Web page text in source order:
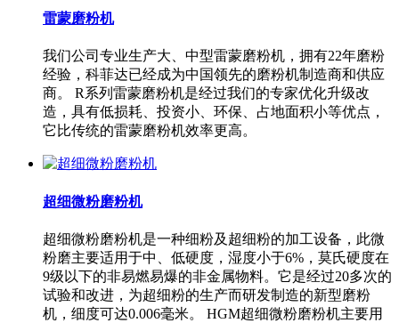
雷蒙磨粉机
我们公司专业生产大、中型雷蒙磨粉机，拥有22年磨粉
经验，科菲达已经成为中国领先的磨粉机制造商和供应
商。 R系列雷蒙磨粉机是经过我们的专家优化升级改
造，具有低损耗、投资小、环保、占地面积小等优点，
它比传统的雷蒙磨粉机效率更高。
超细微粉磨粉机
超细微粉磨粉机是一种细粉及超细粉的加工设备，此微
粉磨主要适用于中、低硬度，湿度小于6%，莫氏硬度在
9级以下的非易燃易爆的非金属物料。它是经过20多次的
试验和改进，为超细粉的生产而研发制造的新型磨粉
机，细度可达0.006毫米。 HGM超细微粉磨粉机主要用